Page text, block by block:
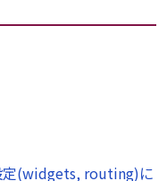
定(widgets, routing)に